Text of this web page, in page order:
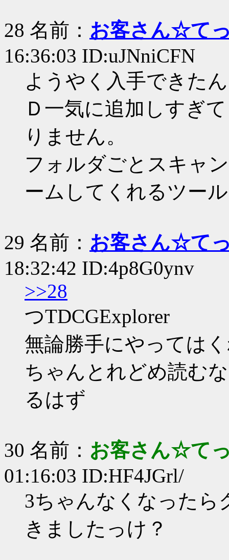
28 名前： お客さん☆て
16:36:03 ID:uJNniCFN
ようやく入手できた
Ｄ一気に追加しすぎ
りません。
フォルダごとスキャ
ームしてくれるツー
29 名前： お客さん☆て
18:32:42 ID:4p8G0ynv
>>28
つTDCGExplorer
無論勝手にやっては
ちゃんとれどめ読む
るはず
30 名前： お客さん☆て
01:16:03 ID:HF4JGrl/
3ちゃんなくなったら
きましたっけ？